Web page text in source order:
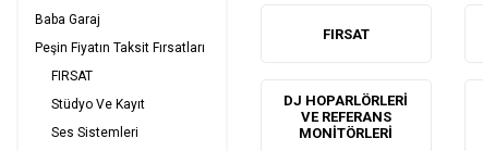
Baba Garaj
Peşin Fiyatın Taksit Fırsatları
FIRSAT
Stüdyo Ve Kayıt
Ses Sistemleri
FIRSAT
DJ HOPARLÖRLERI
VE REFERANS
MONITÖRLERI